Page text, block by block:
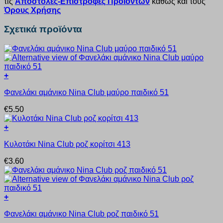
Όρους Χρήσης
Σχετικά προϊόντα
+
το
έχει
πολλαπλές
παραλλαγές.
επιλογές
να
επιλεγούν
στη
σελίδα
του
προϊόντος
Φανελάκι αμάνικο Nina Club μαύρο παιδικό 51
€5.50
+
το
έχει
πολλαπλές
παραλλαγές.
Οι
επιλογές
να
Κυλοτάκι Nina Club ροζ κορίτσι 413
€3.60
+
το
Φανελάκι αμάνικο Nina Club ροζ παιδικό 51